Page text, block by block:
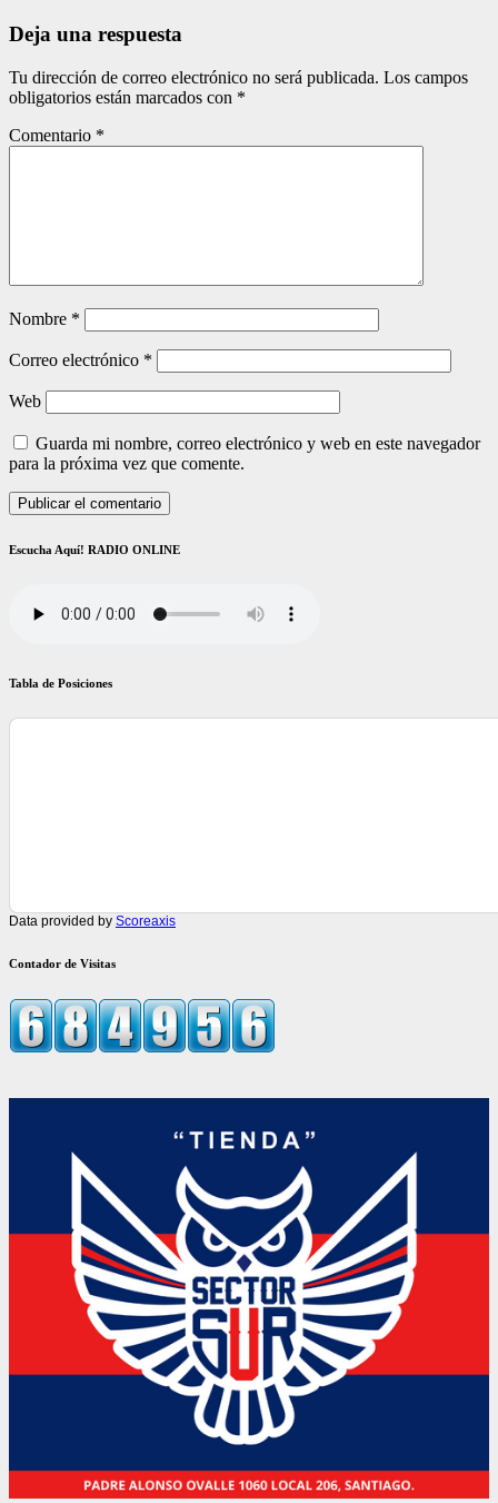
Deja una respuesta
Tu dirección de correo electrónico no será publicada. Los campos
obligatorios están marcados con *
Comentario *
Nombre *
Correo electrónico *
Web
Guarda mi nombre, correo electrónico y web en este navegador
para la próxima vez que comente.
Escucha Aquí! RADIO ONLINE
Tabla de Posiciones
Data provided by Scoreaxis
Contador de Visitas